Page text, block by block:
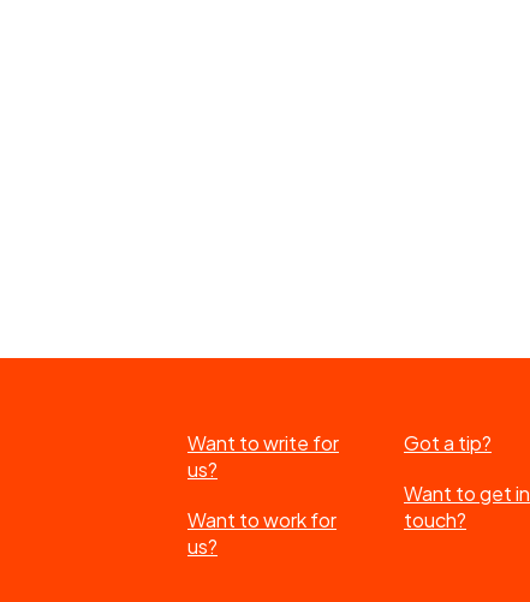
Want to write for
us?
Want to work for
us?
Got a tip?
Want to get in
touch?